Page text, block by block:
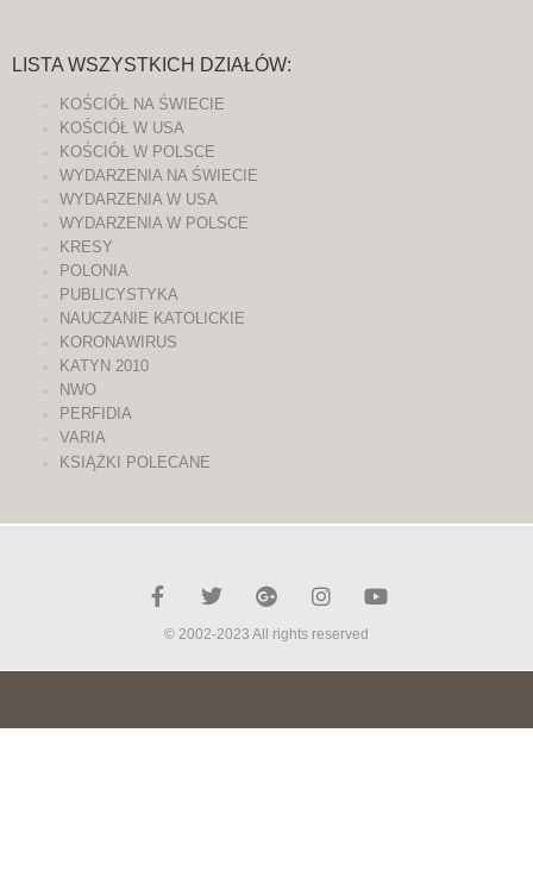
LISTA WSZYSTKICH DZIAŁÓW:
KOŚCIÓŁ NA ŚWIECIE
KOŚCIÓŁ W USA
KOŚCIÓŁ W POLSCE
WYDARZENIA NA ŚWIECIE
WYDARZENIA W USA
WYDARZENIA W POLSCE
KRESY
POLONIA
PUBLICYSTYKA
NAUCZANIE KATOLICKIE
KORONAWIRUS
KATYN 2010
NWO
PERFIDIA
VARIA
KSIĄŻKI POLECANE
© 2002-2023 All rights reserved